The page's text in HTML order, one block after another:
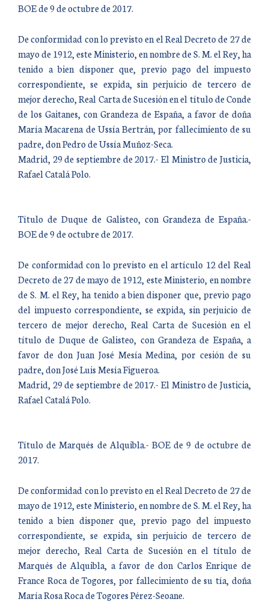
BOE de 9 de octubre de 2017.
De conformidad con lo previsto en el Real Decreto de 27 de
mayo de 1912, este Ministerio, en nombre de S. M. el Rey, ha
tenido a bien disponer que, previo pago del impuesto
correspondiente, se expida, sin perjuicio de tercero de
mejor derecho, Real Carta de Sucesión en el título de Conde
de los Gaitanes, con Grandeza de España, a favor de doña
María Macarena de Ussía Bertrán, por fallecimiento de su
padre, don Pedro de Ussía Muñoz-Seca.
Madrid, 29 de septiembre de 2017.- El Ministro de Justicia,
Rafael Catalá Polo.
Título de Duque de Galisteo, con Grandeza de España.-
BOE de 9 de octubre de 2017.
De conformidad con lo previsto en el artículo 12 del Real
Decreto de 27 de mayo de 1912, este Ministerio, en nombre
de S. M. el Rey, ha tenido a bien disponer que, previo pago
del impuesto correspondiente, se expida, sin perjuicio de
tercero de mejor derecho, Real Carta de Sucesión en el
título de Duque de Galisteo, con Grandeza de España, a
favor de don Juan José Mesía Medina, por cesión de su
padre, don José Luis Mesía Figueroa.
Madrid, 29 de septiembre de 2017.- El Ministro de Justicia,
Rafael Catalá Polo.
Título de Marqués de Alquibla.- BOE de 9 de octubre de
2017.
De conformidad con lo previsto en el Real Decreto de 27 de
mayo de 1912, este Ministerio, en nombre de S. M. el Rey, ha
tenido a bien disponer que, previo pago del impuesto
correspondiente, se expida, sin perjuicio de tercero de
mejor derecho, Real Carta de Sucesión en el título de
Marqués de Alquibla, a favor de don Carlos Enrique de
France Roca de Togores, por fallecimiento de su tía, doña
María Rosa Roca de Togores Pérez-Seoane.